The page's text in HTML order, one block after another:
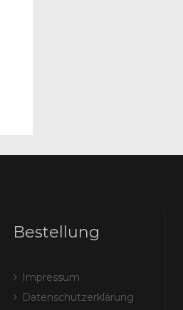
Bestellung
Impressum
Datenschutzerklärung